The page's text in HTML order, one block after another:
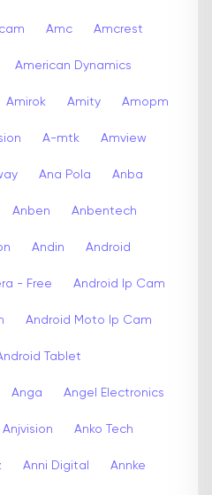
Amc Amcrest
American Dynamics
Amirok Amity Amopm
A-mtk Amview
Ana Pola Anba
Anben Anbentech
Andin Android
- Free Android Ip Cam
Android Moto Ip Cam
Tablet
Anga Angel Electronics
Anjvision Anko Tech
Anni Digital Annke